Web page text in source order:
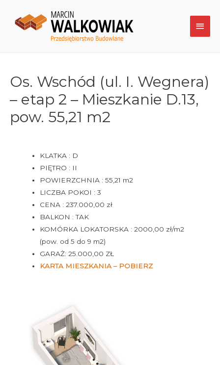
Os. Wschód (ul. I. Wegnera)
– etap 2 – Mieszkanie D.13,
pow. 55,21 m2
KLATKA : D
PIĘTRO : II
POWIERZCHNIA : 55,21 m2
LICZBA POKOI : 3
CENA : 237.000,00 zł
BALKON : TAK
KOMÓRKA LOKATORSKA : 2000,00 zł/m2
(pow. od 5 do 9 m2)
GARAŻ: 25.000,00 ZŁ
KARTA MIESZKANIA – POBIERZ